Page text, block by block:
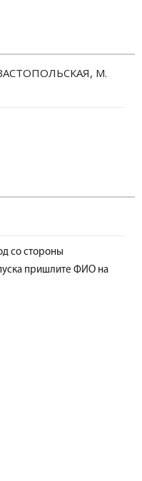
М.
со стороны
пришлите ФИО на